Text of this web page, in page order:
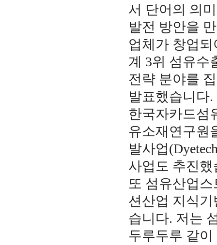
서 단어의 의
발전 방안을
업체가 창업
계 3위 섬유수
전략 분야를
발표했습니다
한국자카드섬
유소재연구원
발사업
사업도 추진
또 섬유산업
션산업 지식
습니다. 저는
두루두루 같